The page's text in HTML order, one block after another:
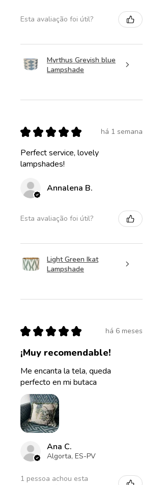
Esta avaliação foi útil?
Myrthus Greyish blue
Lampshade
★ ★ ★ ★ ★ há 1 semana
Perfect service, lovely
lampshades!
Annalena B.
Esta avaliação foi útil?
Light Green Ikat
Lampshade
★ ★ ★ ★ ★ há 6 meses
¡Muy recomendable!
Me encanta la tela, queda
perfecto en mi butaca
Ana C.
Algorta, ES-PV
1 pessoa achou esta